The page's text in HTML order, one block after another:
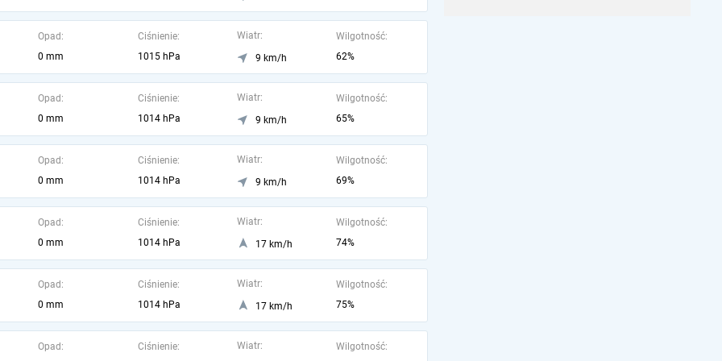
Opad:
0 mm
Ciśnienie:
1015 hPa
Wiatr:
9 km/h
Wilgotność:
62%
Opad:
0 mm
Ciśnienie:
1014 hPa
Wiatr:
9 km/h
Wilgotność:
65%
Opad:
0 mm
Ciśnienie:
1014 hPa
Wiatr:
9 km/h
Wilgotność:
69%
Opad:
0 mm
Ciśnienie:
1014 hPa
Wiatr:
17 km/h
Wilgotność:
74%
Opad:
0 mm
Ciśnienie:
1014 hPa
Wiatr:
17 km/h
Wilgotność:
75%
Opad: Ciśnienie: Wiatr: Wilgotność: